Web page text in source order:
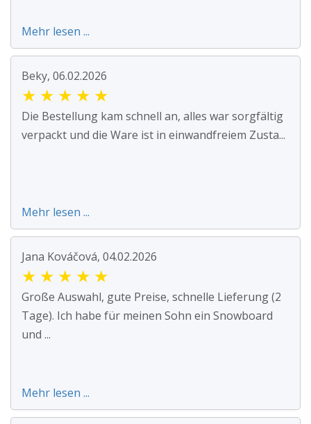
Mehr lesen ...
Beky, 06.02.2026
★ ★ ★ ★ ★
Die Bestellung kam schnell an, alles war sorgfältig
verpackt und die Ware ist in einwandfreiem Zusta...
Mehr lesen ...
Jana Kováčová, 04.02.2026
★ ★ ★ ★ ★
Große Auswahl, gute Preise, schnelle Lieferung (2
Tage). Ich habe für meinen Sohn ein Snowboard
und ...
Mehr lesen ...